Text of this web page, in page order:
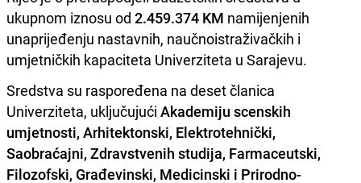
ukupnom iznosu od 2.459.374 KM namijenjenih
unaprijeđenju nastavnih, naučnoistraživačkih i
umjetničkih kapaciteta Univerziteta u Sarajevu.
Sredstva su raspoređena na deset članica
Univerziteta, uključujući Akademiju scenskih
umjetnosti, Arhitektonski, Elektrotehnički,
Saobraćajni, Zdravstvenih studija, Farmaceutski,
Filozofski, Građevinski, Medicinski i Prirodno-